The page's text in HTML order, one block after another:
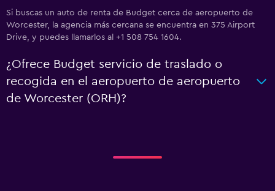
Si buscas un auto de renta de Budget cerca de aeropuerto de
Worcester, la agencia más cercana se encuentra en 375 Airport
Drive, y puedes llamarlos al +1 508 754 1604.
¿Ofrece Budget servicio de traslado o
recogida en el aeropuerto de aeropuerto
de Worcester (ORH)?